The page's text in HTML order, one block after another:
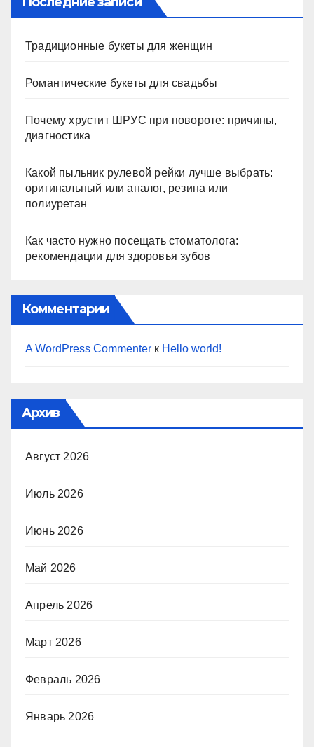
Традиционные букеты для женщин
Романтические букеты для свадьбы
Почему хрустит ШРУС при повороте: причины,
диагностика
Какой пыльник рулевой рейки лучше выбрать:
оригинальный или аналог, резина или
полиуретан
Как часто нужно посещать стоматолога:
рекомендации для здоровья зубов
Комментарии
A WordPress Commenter к Hello world!
Архив
Август 2026
Июль 2026
Июнь 2026
Май 2026
Апрель 2026
Март 2026
Февраль 2026
Январь 2026